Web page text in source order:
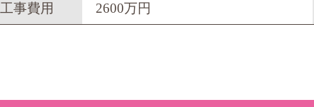
工事費用 2600万円